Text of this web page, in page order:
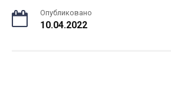
Опубликовано
10.04.2022